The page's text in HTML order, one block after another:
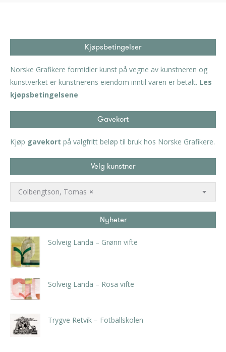
Kjøpsbetingelser
Norske Grafikere formidler kunst på vegne av kunstneren og
kunstverket er kunstnerens eiendom inntil varen er betalt. Les
kjøpsbetingelsene
Gavekort
Kjøp gavekort på valgfritt beløp til bruk hos Norske Grafikere.
Velg kunstner
×
Colbengtson, Tomas
Nyheter
Solveig Landa – Grønn vifte
Solveig Landa – Rosa vifte
Trygve Retvik – Fotballskolen